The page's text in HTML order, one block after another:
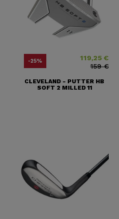
(1 nota)
-25% Precio119,25 €
Precio base
159 €
CLEVELAND - PUTTER HB
SOFT 2 MILLED 11